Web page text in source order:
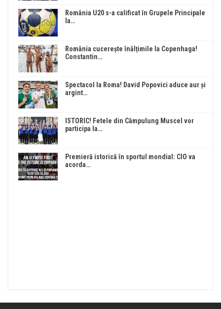
România U20 s-a calificat în Grupele Principale
la…
România cucerește înălțimile la Copenhaga!
Constantin…
Spectacol la Roma! David Popovici aduce aur și
argint…
ISTORIC! Fetele din Câmpulung Muscel vor
participa la…
Premieră istorică în sportul mondial: CIO va
acorda…